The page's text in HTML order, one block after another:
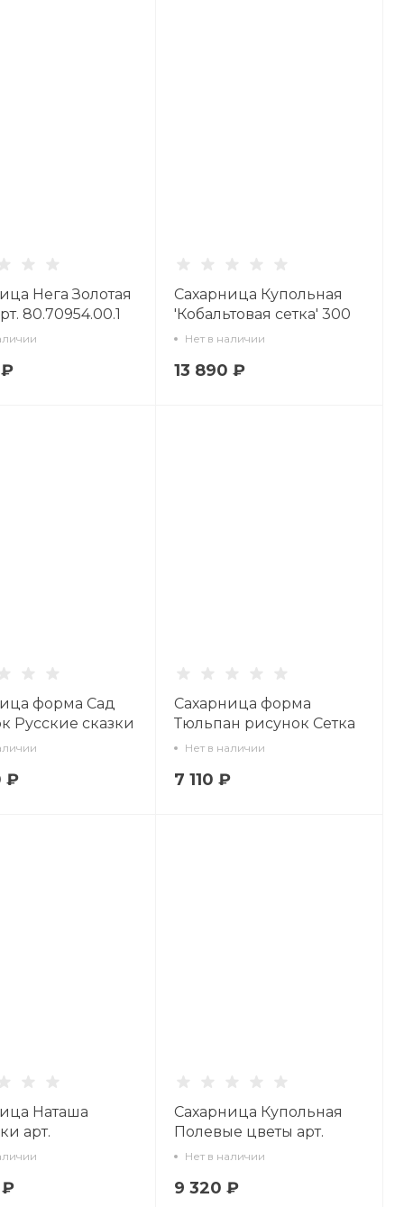
Нега Золотая
80.70954.00.1
Сахарница Купольная
'Кобальтовая сетка' 300
мл арт. 80.72837.00.1
Нет в наличии
13 890 ₽
форма Сад
Русские сказки
₽
Сахарница форма
Тюльпан рисунок Сетка
1950, арт. 80.42359.00.1
Нет в наличии
7 110 ₽
Наташа
арт.
₽
Сахарница Купольная
Полевые цветы арт.
80.79849.00.1
Нет в наличии
9 320 ₽